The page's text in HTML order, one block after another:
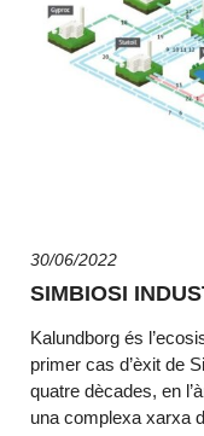
30/06/2022
SIMBIOSI
Kalundborg és
primer cas d’èxit de
quatre dècades, en
una complexa xarxa